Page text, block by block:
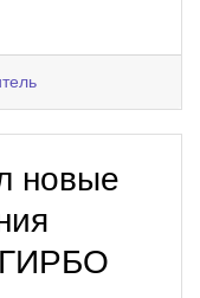
новые
ГИРБО